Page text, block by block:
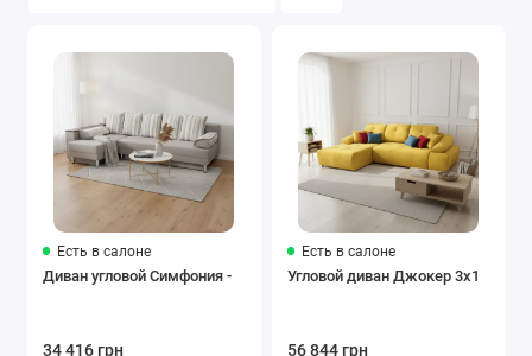
Есть в салоне
Диван угловой Симфония -
34 416 грн
Есть в салоне
Угловой диван Джокер 3х1
56 844 грн